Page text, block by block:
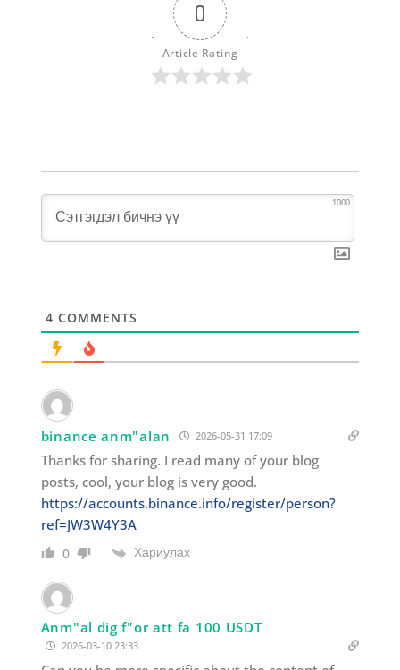
0
Article Rating
1000
4 COMMENTS
binance anm"alan 2026-05-31 17:09
Thanks for sharing. I read many of your blog
posts, cool, your blog is very good.
https://accounts.binance.info/register/person?
ref=JW3W4Y3A
0 Хариулах
Anm"al dig f"or att fa 100 USDT
2026-03-10 23:33